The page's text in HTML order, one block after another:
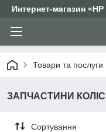
Интернет-магазин
Товари та послуги
ЗАПЧАСТИНИ
Сортування